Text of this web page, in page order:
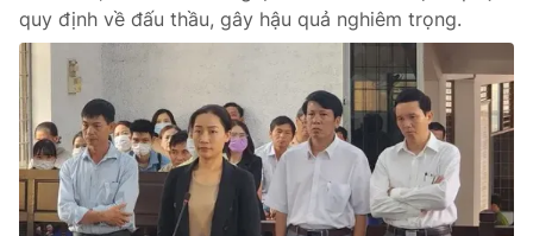
quy định về đấu thầu, gây hậu quả nghiêm trọng.